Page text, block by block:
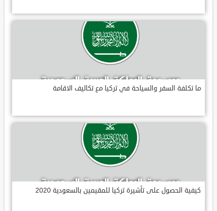
ما تكلفة السفر والسياحة في تركيا مع تكاليف الاقامة
كيفية الحصول على تأشيرة تركيا للمقيمين بالسعودية 2020